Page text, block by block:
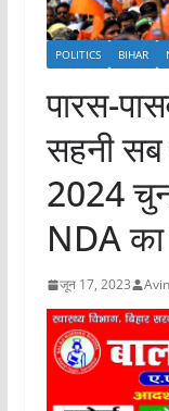
POLITICS BIHAR
पारस-
सहनी
2024
NDA का
जून 17, 2023